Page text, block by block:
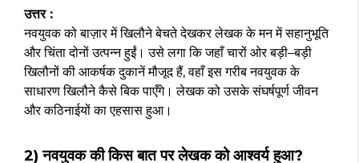
उत्तर :
नवयुवक को बाज़ार में खिलौने बेचते देखकर लेखक के मन में सहानुभूति
और चिंता दोनों उत्पन्न हुईं। उसे लगा कि जहाँ चारों ओर बड़ी–बड़ी
खिलौनों की आकर्षक दुकानें मौजूद हैं, वहाँ इस गरीब नवयुवक के
साधारण खिलौने कैसे बिक पाएँगे। लेखक को उसके संघर्षपूर्ण जीवन
और कठिनाईयों का एहसास हुआ।
2) नवयुवक की किस बात पर लेखक को आश्वर्य हुआ?